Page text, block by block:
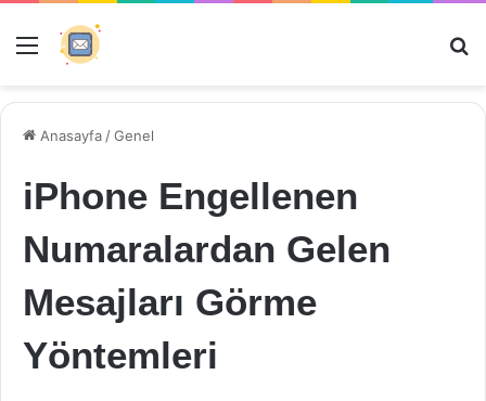
Menü
Anasayfa /Genel
iPhone Engellenen
Numaralardan Gelen
Mesajları Görme
Yöntemleri